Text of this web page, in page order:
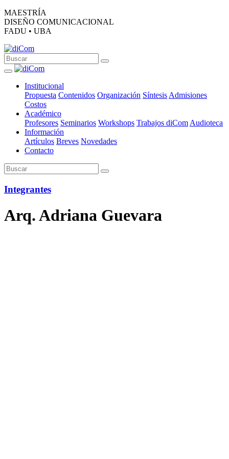
MAESTRÍA
DISEÑO COMUNICACIONAL
FADU • UBA
Institucional
Propuesta Contenidos Organización Síntesis Admisiones
Costos
Académico
Profesores Seminarios Workshops Trabajos diCom Audioteca
Información
Artículos Breves Novedades
Contacto
Integrantes
Arq. Adriana Guevara